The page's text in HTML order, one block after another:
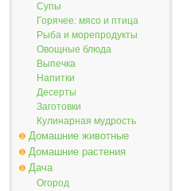
Супы
Горячее: мясо и птица
Рыба и морепродукты
Овощные блюда
Выпечка
Напитки
Десерты
Заготовки
Кулинарная мудрость
Домашние животные
Домашние растения
Дача
Огород